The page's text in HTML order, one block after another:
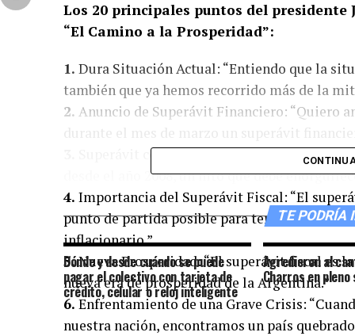
Los 20 principales puntos del
“El Camino a la Prosperidad”:
1. Dura Situación Actual: “Entiendo que la
también que ya hemos recorrido más de la
2. Anuncio de Superávit Financiero: “Quiero
Superávit como Hitos Históricos: “Este
desde el año 2008, un hito que debe
4. Importancia del Superávit Fiscal: “El
punto de partida posible para terminar de
inflacionario.”
5.Nueva Prosperidad: “El superávit fiscal es
nueva era de prosperidad de la Argentina.”
6. Enfrentamiento de una Grave Crisis:
nuestra nación, encontramos un país
TE PODRÍA
Dónde y desde cuándo se puede
pagar el colectivo con tarjeta de
crédito, celular o reloj inteligente
Agredieron al
Charros en pleno